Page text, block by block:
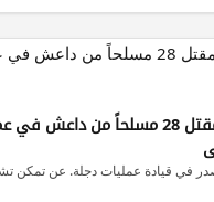
عمليات دجلة تعلن مقتل 28 مسلحاً من داعش
في قيادة عمليات دجلة. عن تمكن